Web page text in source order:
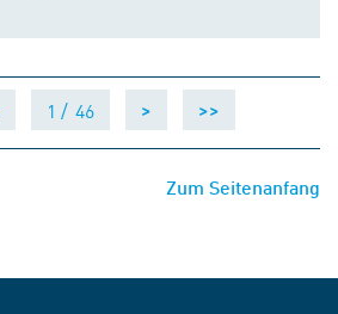
1 / 46 > >>
Zum Seitenanfang